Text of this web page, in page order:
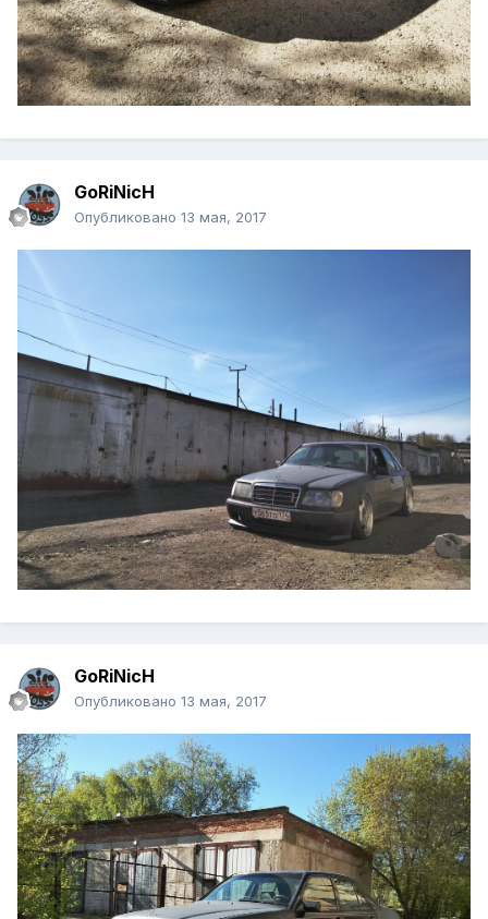
GoRiNicH
Опубликовано 13 мая, 2017
GoRiNicH
Опубликовано 13 мая, 2017